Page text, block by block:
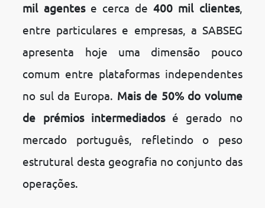
mil agentese cerca de400 mil clientes,
entre particulares e empresas, a SABSEG
apresenta hoje uma dimensão pouco
comum entre plataformas independentes
no sul da Europa. Mais de 50% do volume
de prémios intermediadosé gerado no
mercado português, refletindo o peso
estrutural desta geografia no conjunto das
operações.